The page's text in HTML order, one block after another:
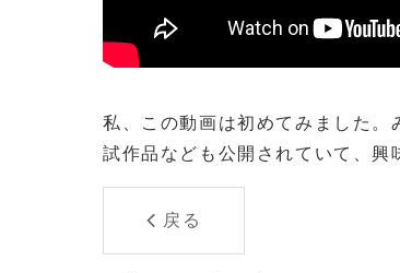
私、この動画は初めてみました。
試作品なども公開されていて、興
戻る